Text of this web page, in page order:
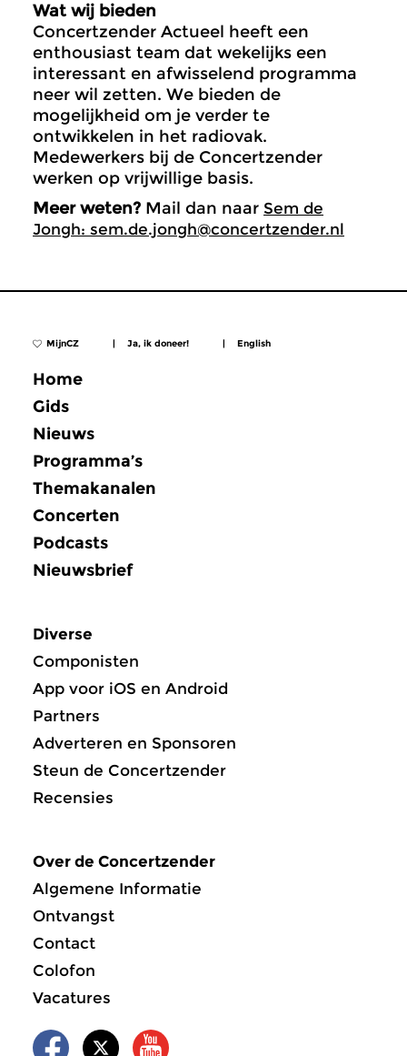
Wat wij bieden
Concertzender Actueel heeft een
enthousiast team dat wekelijks een
interessant en afwisselend programma
neer wil zetten. We bieden de
mogelijkheid om je verder te
ontwikkelen in het radiovak.
Medewerkers bij de Concertzender
werken op vrijwillige basis.
Meer weten? Mail dan naar Sem de
Jongh: sem.de.jongh@concertzender.nl
MijnCZ | Ja, ik doneer! | English
Home
Gids
Nieuws
Programma’s
Themakanalen
Concerten
Podcasts
Nieuwsbrief
Diverse
Componisten
App voor iOS en Android
Partners
Adverteren en Sponsoren
Steun de Concertzender
Recensies
Over de Concertzender
Algemene Informatie
Ontvangst
Contact
Colofon
Vacatures